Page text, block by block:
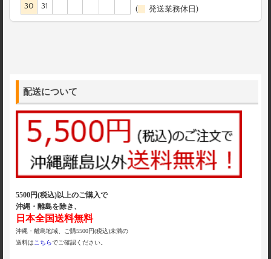
30
31 ( 発送業務休日)
配送について
5500円(税込)以上のご購入で
沖縄・離島を除き、
日本全国送料無料
沖縄・離島地域、ご購5500円(税込)未満の
送料はこちらでご確認ください。